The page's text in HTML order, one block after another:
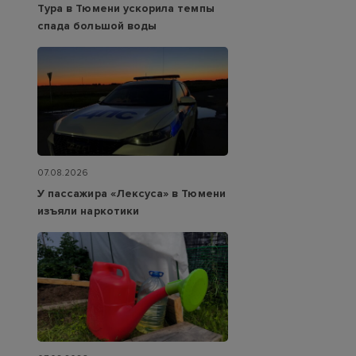
Тура в Тюмени ускорила темпы
спада большой воды
07.08.2026
У пассажира «Лексуса» в Тюмени
изъяли наркотики